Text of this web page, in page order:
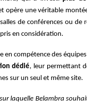
opère une véritable
de conférences ou de
en considération.
en compétence des
dédié, leur permettant
sur un seul et même site.
laquelle Belambra